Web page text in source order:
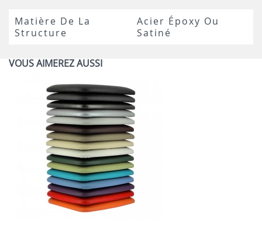
Matière De La
Structure
Acier Époxy Ou
Satiné
VOUS AIMEREZ AUSSI